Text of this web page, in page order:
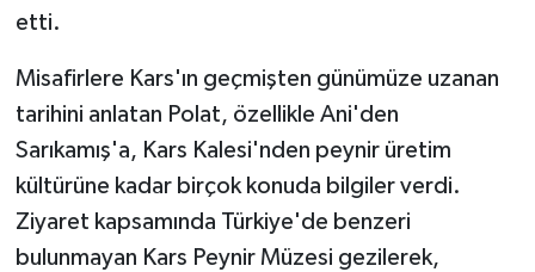
etti.
Misafirlere Kars'ın geçmişten günümüze uzanan
tarihini anlatan Polat, özellikle Ani'den
Sarıkamış'a, Kars Kalesi'nden peynir üretim
kültürüne kadar birçok konuda bilgiler verdi.
Ziyaret kapsamında Türkiye'de benzeri
bulunmayan Kars Peynir Müzesi gezilerek,
MAGAZİN
Otomobil
POLİTİKA